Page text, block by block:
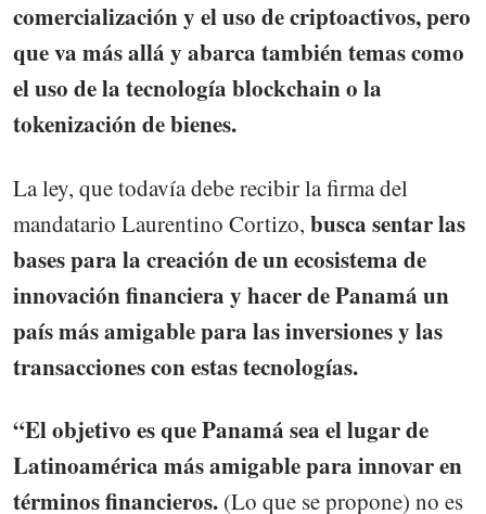
comercialización y el uso de criptoactivos, pero
que va más allá y abarca también temas como
el uso de la tecnología blockchain o la
tokenización de bienes.
La ley, que todavía debe recibir la firma del
mandatario Laurentino Cortizo, busca sentar las
bases para la creación de un ecosistema de
innovación financiera y hacer de Panamá un
país más amigable para las inversiones y las
transacciones con estas tecnologías.
“El objetivo es que Panamá sea el lugar de
Latinoamérica más amigable para innovar en
términos financieros. (Lo que se propone) no es